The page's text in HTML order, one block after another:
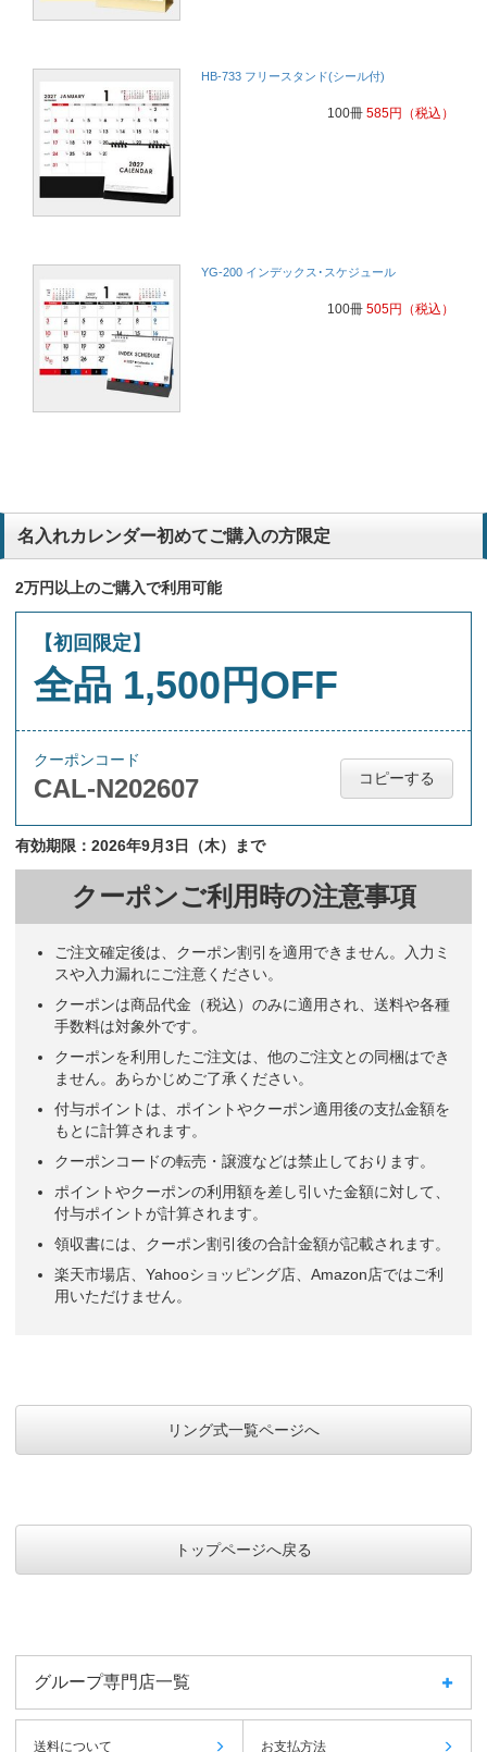
皆に喜ばれている 建築業
3ヵ月分が一度見確認できて便利だから。得意先からリクエストが毎
年来るので何年も同じものを頼んでいます。
建築業
デザインが気に入っており毎年注文しているため
3か月見れるというカレンダーがあまりない中、毎年頂けてうれしい
3ヶ月分が同時に見れる卓上カレンダーは、配った先様から大変喜ば
れています。絵柄もとてもかわいいし、注文の仕方も簡単なので、毎
年リピートしています。
ってくれた方が、次もほしいと言っているので、他に替えられない。
建材販売業
3か月先まで一度に見れるタイプは、工期に追われる建設業のお得意
様に非常に評判がよく、毎年リクエストされます。
エコカレンダーが売り切れていたので似ているカレンダーを選びまし
た。
建築工事全般・省エネルギー商品関連
毎年好評なので。入稿方法が簡単 建築業
3か月見られるのと、干支が可愛いから！
先の事務員さんからも好評。
倉庫業
3ヶ月分見れるところが変わっていて良い。干支のイラストも可愛ら
3か月一度に見ることができるから。前にもらって使っていて便利だ
特殊建材卸売業
HB-733 フリースタンド(シール付)
100冊 585円 （税込）
YG-200 インデックス･スケジュール
100冊 505円 （税込）
名入れカレンダー初めてご購入の方限定
2万円以上のご購入で利用可能
【初回限定】
全品 1,500円OFF
クーポンコード
CAL-N202607 コピーする
有効期限：2026年9月3日（木）まで
クーポンご利用時の注意事項
ご注文確定後は、クーポン割引を適用できません。入力ミ
スや入力漏れにご注意ください。
クーポンは商品代金（税込）のみに適用され、送料や各種
手数料は対象外です。
クーポンを利用したご注文は、他のご注文との同梱はでき
ません。あらかじめご了承ください。
付与ポイントは、ポイントやクーポン適用後の支払金額を
もとに計算されます。
クーポンコードの転売・譲渡などは禁止しております。
ポイントやクーポンの利用額を差し引いた金額に対して、
付与ポイントが計算されます。
領収書には、クーポン割引後の合計金額が記載されます。
楽天市場店、Yahooショッピング店、Amazon店ではご利
用いただけません。
リング式一覧ページへ
トップページへ戻る
グループ専門店一覧
送料について お支払方法